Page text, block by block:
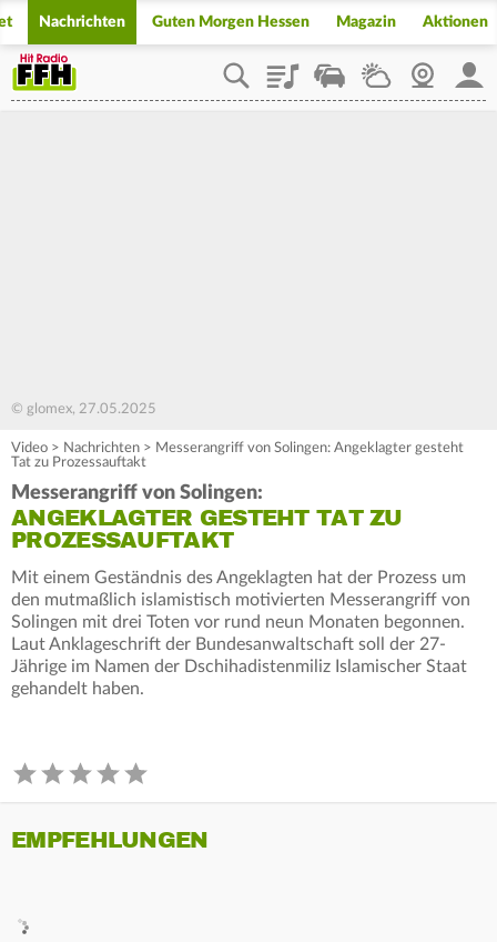
Nachrichten Guten Morgen Hessen Magazin Aktionen
PlaylistStaupilotWetterWebcam
© glomex, 27.05.2025
Video > Nachrichten > Messerangriff von Solingen: Angeklagter gesteht
Tat zu Prozessauftakt
Messerangriff von Solingen:
ANGEKLAGTER GESTEHT TAT ZU
PROZESSAUFTAKT
Mit einem Geständnis des Angeklagten hat der Prozess um
den mutmaßlich islamistisch motivierten Messerangriff von
Solingen mit drei Toten vor rund neun Monaten begonnen.
Laut Anklageschrift der Bundesanwaltschaft soll der 27-
Jährige im Namen der Dschihadistenmiliz Islamischer Staat
gehandelt haben.
EMPFEHLUNGEN